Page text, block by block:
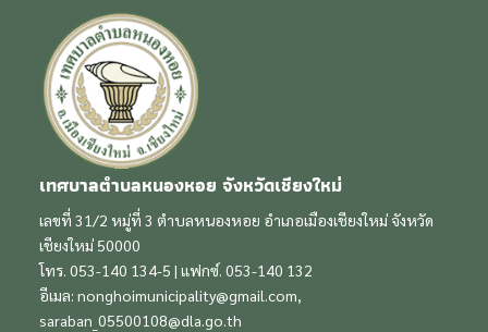
เทศบาลตำบลหนองหอย จังหวัดเชียงใหม่
เลขที่ 31/2 หมู่ที่ 3 ตำบลหนองหอย อำเภอเมืองเชียงใหม่ จังหวัด
เชียงใหม่ 50000
โทร. 053-140 134-5 | แฟกซ์. 053-140 132
อีเมล: nonghoimunicipality@gmail.com,
saraban_05500108@dla.go.th